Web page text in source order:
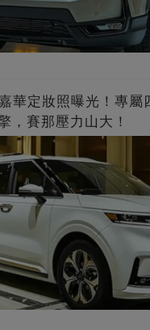
華定妝照曝光！專屬
，賽那壓力山大！